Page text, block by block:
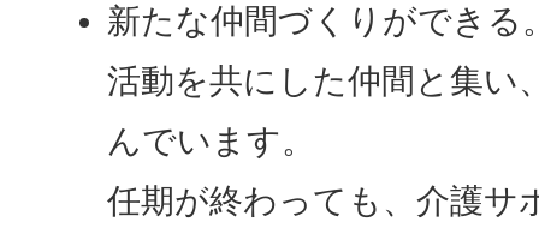
新たな仲間づくりができる
活動を共にした仲間と集い
んでいます。
任期が終わっても、介護サ